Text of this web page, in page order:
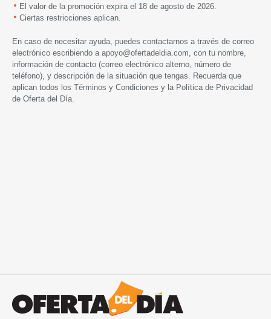
El valor de la promoción expira el 18 de agosto de 2026.
Ciertas restricciones aplican.
En caso de necesitar ayuda, puedes contactarnos a través de correo
electrónico escribiendo a apoyo@ofertadeldia.com , con tu nombre,
información de contacto (correo electrónico alterno, número de
teléfono), y descripción de la situación que tengas. Recuerda que
aplican todos los Términos y Condiciones y la Política de Privacidad
de Oferta del Día.